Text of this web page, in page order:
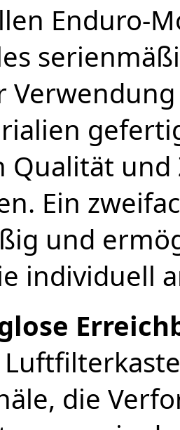
Enduro-
Qualität
Ein
und
individuell
die